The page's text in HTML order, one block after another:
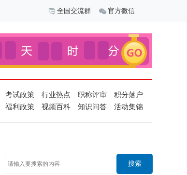
全国交流群 官方微信
考试政策 行业热点 职称评审
积分落户
福利政策
视频百科 知识问答 活动集锦
搜索